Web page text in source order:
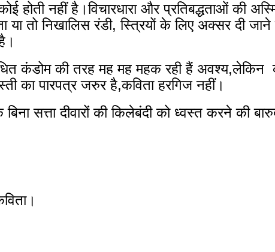
नहीं है।विचारधारा और प्रतिबद्धताओं की
तो निखालिस रंडी, स्त्रियों के लिए अक्सर दी जाने
कंडोम की तरह मह मह महक रही हैं अवश्य,लेकिन
का पारपत्र जरुर है,कविता हरगिज नहीं।
सत्ता दीवारों की किलेबंदी को ध्वस्त करने की